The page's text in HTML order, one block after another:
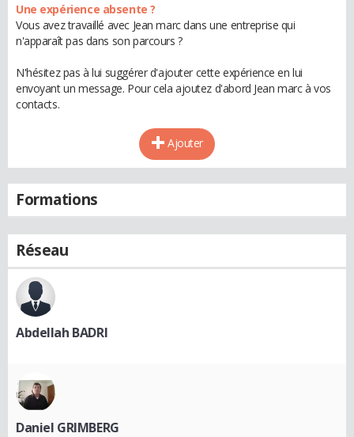
Une expérience absente ?
Vous avez travaillé avec Jean marc dans une entreprise qui
n'apparaît pas dans son parcours ?
N'hésitez pas à lui suggérer d'ajouter cette expérience en lui
envoyant un message. Pour cela ajoutez d'abord Jean marc à vos
contacts.
Ajouter
Formations
Réseau
Abdellah BADRI
Daniel GRIMBERG